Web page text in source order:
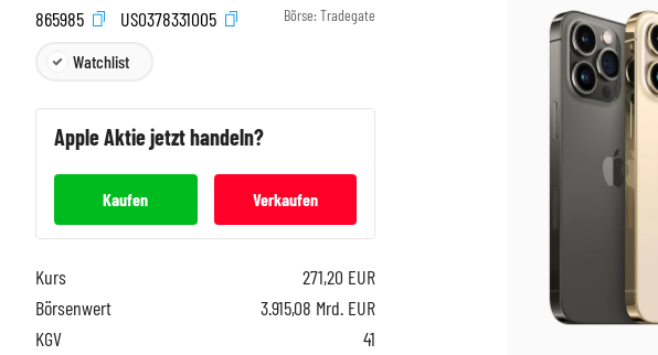
865985
US0378331005 Börse: Tradegate
Watchlist
AppleAktie jetzt handeln?
Kaufen Verkaufen
Kurs 271,20 EUR
Börsenwert
3.915,08 Mrd. EUR
KGV
41